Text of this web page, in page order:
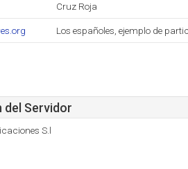
Cruz Roja
Los españoles, ejemplo de
del Servidor
S.l